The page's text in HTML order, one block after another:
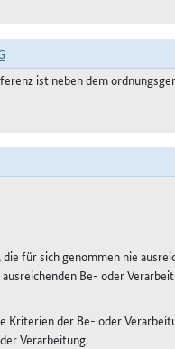
ist neben dem
für sich genommen nie
Be- oder
Kriterien der Be- oder
Verarbeitung.